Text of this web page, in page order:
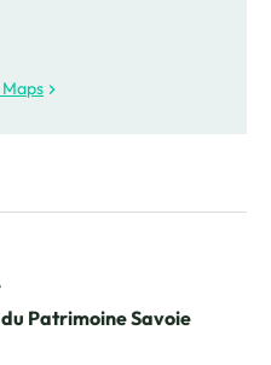
Patrimoine Savoie